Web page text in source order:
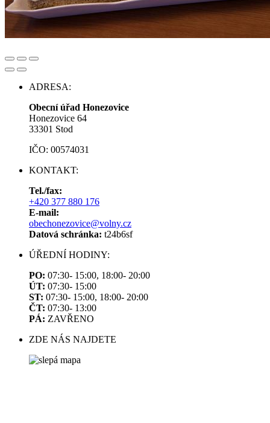
ADRESA:
Obecní úřad Honezovice
Honezovice 64
33301 Stod
IČO: 00574031
KONTAKT:
Tel./fax:
+420 377 880 176
E-mail:
obechonezovice@volny.cz
Datová schránka: t24b6sf
ÚŘEDNÍ HODINY:
PO: 07:30- 15:00, 18:00- 20:00
ÚT: 07:30- 15:00
ST: 07:30- 15:00, 18:00- 20:00
ČT: 07:30- 13:00
PÁ: ZAVŘENO
ZDE NÁS NAJDETE